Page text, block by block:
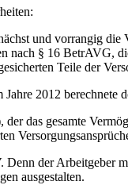
und vorrangig
nach § 16 BetrAVG,
Teile der
2012 berechnete
das gesamte
der Arbeitgeber
ausgestalten.